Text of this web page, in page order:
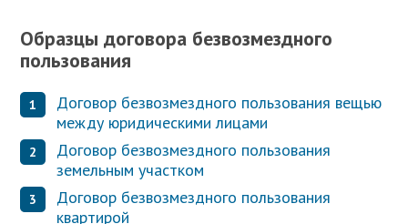
Образцы договора безвозмездного
пользования
Договор безвозмездного пользования вещью
между юридическими лицами
Договор безвозмездного пользования
земельным участком
Договор безвозмездного пользования
квартирой